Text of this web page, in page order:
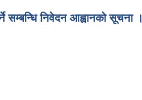
सम्बन्धि निवेदन आह्वानको सूचना ।